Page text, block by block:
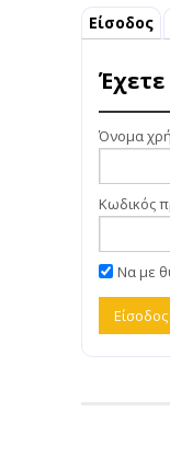
Είσοδος
Όνομα
Κωδικός
Να με